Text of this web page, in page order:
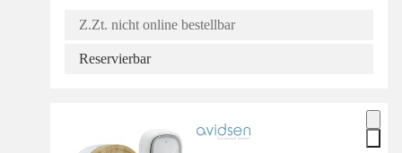
Z.Zt. nicht online bestellbar
Reservierbar